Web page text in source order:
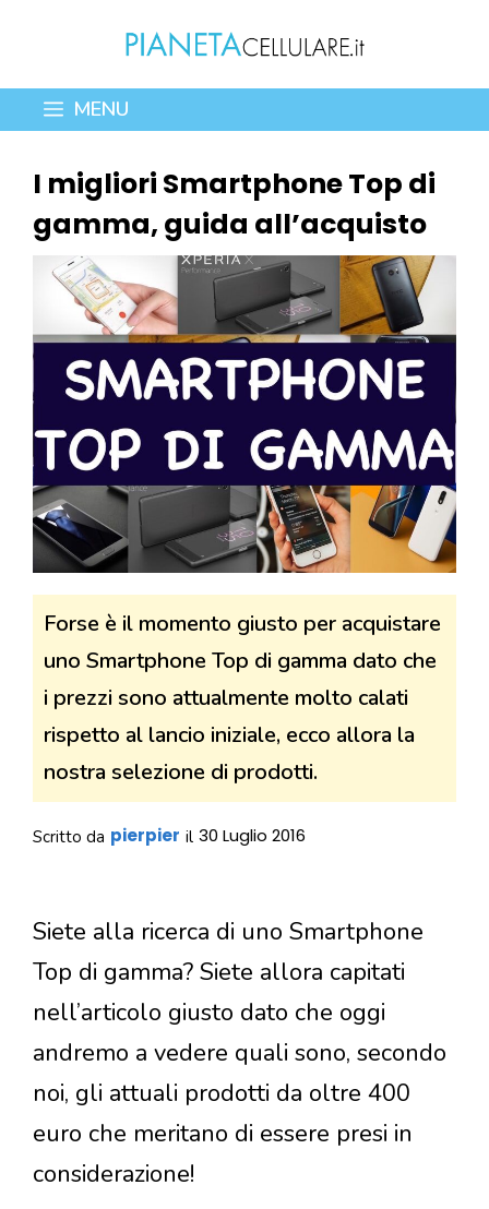
contenuto
MENU
I migliori Smartphone Top di
gamma, guida all’acquisto
Forse è il momento giusto per acquistare
uno Smartphone Top di gamma dato che
i prezzi sono attualmente molto calati
rispetto al lancio iniziale, ecco allora la
nostra selezione di prodotti.
Scritto da pierpier il 30 Luglio 2016
Siete alla ricerca di uno Smartphone
Top di gamma? Siete allora capitati
nell’articolo giusto dato che oggi
andremo a vedere quali sono, secondo
noi, gli attuali prodotti da oltre 400
euro che meritano di essere presi in
considerazione!